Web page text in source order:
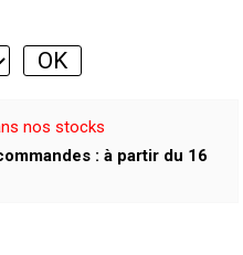
nos stocks
: à partir du 16